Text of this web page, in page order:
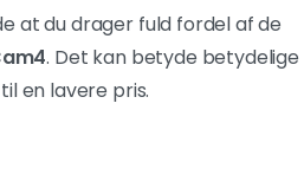
at du drager fuld fordel af de
. Det kan betyde betydelige
en lavere pris.